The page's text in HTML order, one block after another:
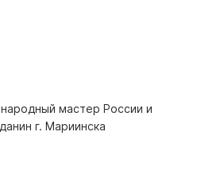
мастер России и
г. Мариинска